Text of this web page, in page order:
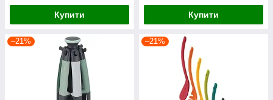
Купити Купити
–21% –21%